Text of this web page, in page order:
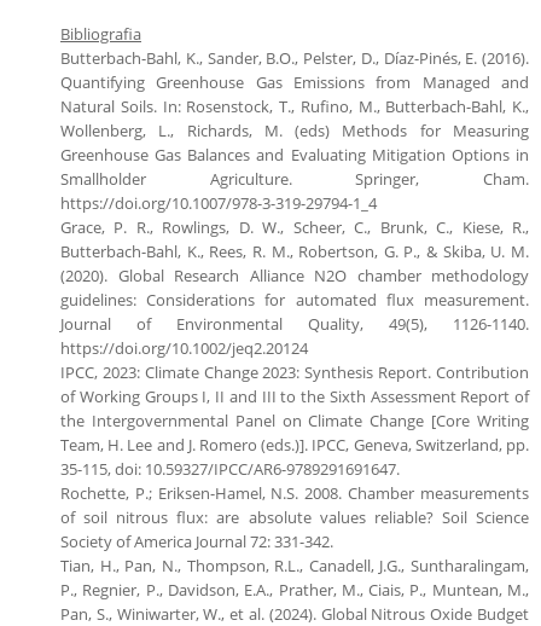
Bibliografia
Butterbach-Bahl, K., Sander, B.O., Pelster, D., Díaz-Pinés, E. (2016).
Quantifying Greenhouse Gas Emissions from Managed and
Natural Soils. In: Rosenstock, T., Rufino, M., Butterbach-Bahl, K.,
Wollenberg, L., Richards, M. (eds) Methods for Measuring
Greenhouse Gas Balances and Evaluating Mitigation Options in
Smallholder Agriculture. Springer, Cham.
https://doi.org/10.1007/978-3-319-29794-1_4
Grace, P. R., Rowlings, D. W., Scheer, C., Brunk, C., Kiese, R.,
Butterbach-Bahl, K., Rees, R. M., Robertson, G. P., & Skiba, U. M.
(2020). Global Research Alliance N2O chamber methodology
guidelines: Considerations for automated flux measurement.
Journal of Environmental Quality, 49(5), 1126-1140.
https://doi.org/10.1002/jeq2.20124
IPCC, 2023: Climate Change 2023: Synthesis Report. Contribution
of Working Groups I, II and III to the Sixth Assessment Report of
the Intergovernmental Panel on Climate Change [Core Writing
Team, H. Lee and J. Romero (eds.)]. IPCC, Geneva, Switzerland, pp.
35-115, doi: 10.59327/IPCC/AR6-9789291691647.
Rochette, P.; Eriksen-Hamel, N.S. 2008. Chamber measurements
of soil nitrous flux: are absolute values reliable? Soil Science
Society of America Journal 72: 331-342.
Tian, H., Pan, N., Thompson, R.L., Canadell, J.G., Suntharalingam,
P., Regnier, P., Davidson, E.A., Prather, M., Ciais, P., Muntean, M.,
Pan, S., Winiwarter, W., et al. (2024). Global Nitrous Oxide Budget